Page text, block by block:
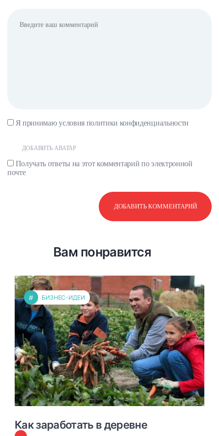
Я принимаю условия политики конфиденциальности
ДОБАВИТЬ АВАТАР
Получать ответы на этот комментарий по электронной
почте
Вам понравится
# БИЗНЕС-ИДЕИ
Как заработать в деревне